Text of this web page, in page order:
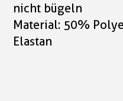
nicht bügeln
Material: 50%
Elastan